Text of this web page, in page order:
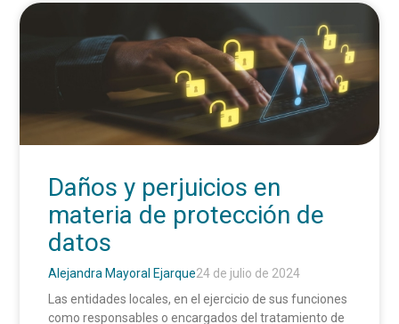
Daños y perjuicios en
materia de protección de
datos
Alejandra Mayoral Ejarque24 de julio de 2024
Las entidades locales, en el ejercicio de sus funciones
como responsables o encargados del tratamiento de